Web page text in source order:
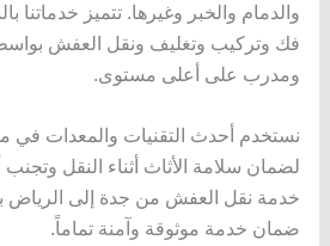
والدمام والخبر وغيرها. تتميز
فك وتركيب وتغليف ونقل العفش
ومدرب على أعلى مستوى.
نستخدم أحدث التقنيات والمعدات في
لضمان سلامة الأثاث أثناء النقل
خدمة نقل العفش من جدة إلى الرياض
ضمان خدمة موثوقة وآمنة تماماً.